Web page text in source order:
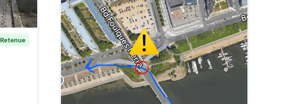
Retenue